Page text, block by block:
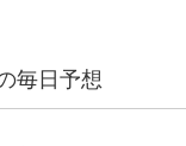
毎日予想